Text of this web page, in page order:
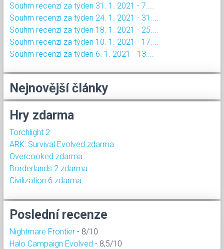
Souhrn recenzí za týden 31. 1. 2021 - 7....
Souhrn recenzí za týden 24. 1. 2021 - 31....
Souhrn recenzí za týden 18. 1. 2021 - 25....
Souhrn recenzí za týden 10. 1. 2021 - 17....
Souhrn recenzí za týden 6. 1. 2021 - 13....
Nejnovější články
Hry zdarma
Torchlight 2
ARK: Survival Evolved zdarma
Overcooked zdarma
Borderlands 2 zdarma
Civilization 6 zdarma
Poslední recenze
Nightmare Frontier - 8/10
Halo Campaign Evolved - 8,5/10